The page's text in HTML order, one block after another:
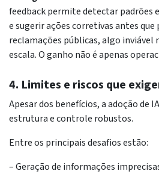
feedback permite detectar padrões
e sugerir ações corretivas antes
reclamações públicas, algo
escala. O ganho não é apenas
4. Limites e riscos que
Apesar dos benefícios, a adoção de
estrutura e controle robustos.
Entre os principais desafios estão:
– Geração de informações